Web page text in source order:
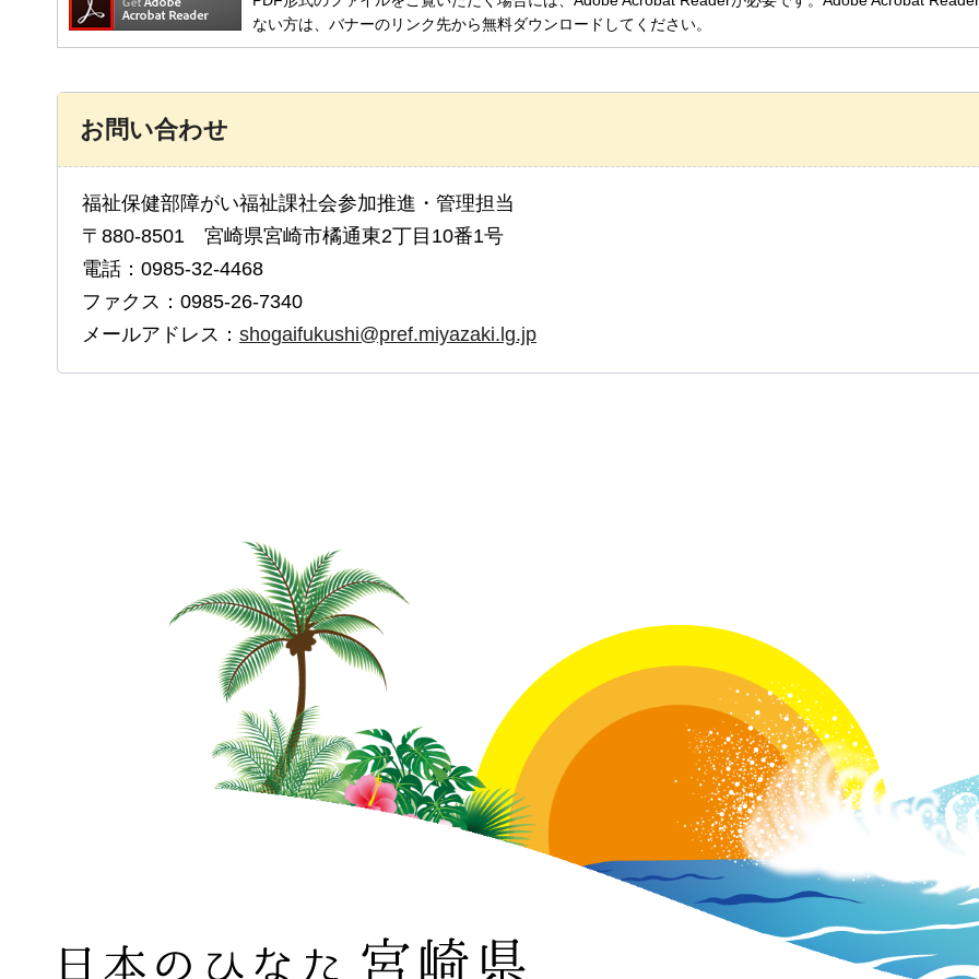
ない方は、バナーのリンク先から無料ダウンロードしてください。
お問い合わせ
福祉保健部障がい福祉課社会参加推進・管理担当
〒880-8501 宮崎県宮崎市橘通東2丁目10番1号
電話：0985-32-4468
ファクス：0985-26-7340
メールアドレス： shogaifukushi@pref.miyazaki.lg.jp
日本のひなた 宮崎県 MIYAZAKI PREFECTURE